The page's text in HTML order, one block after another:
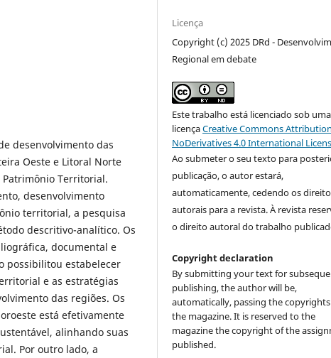
desenvolvimento das
Oeste e Litoral Norte
Patrimônio Territorial.
desenvolvimento
territorial, a pesquisa
descritivo-analítico. Os
documental e
possibilitou estabelecer
e as estratégias
das regiões. Os
está efetivamente
alinhando suas
Por outro lado, a
Licença
Copyright (c) 2025 DRd -
Regional em debate
Este trabalho está licenciado sob uma
licençaCreative Commons
NoDerivatives 4.0 International
Ao submeter o seu texto para
publicação, o autor estará,
automaticamente, cedendo os
autorais para a revista. À revista
o direito autoral do trabalho
Copyright declaration
By submitting your text for
publishing, the author will be,
automatically, passing the
the magazine. It is reserved to the
magazine the copyright of the
published.